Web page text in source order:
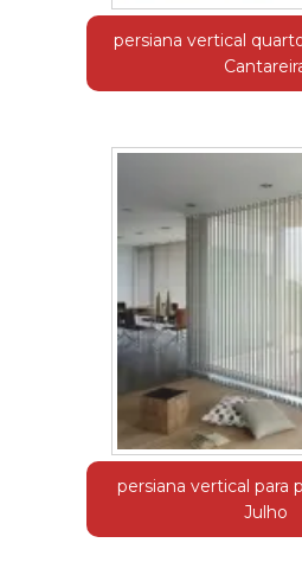
persiana vertical
persiana vertical para
Julho